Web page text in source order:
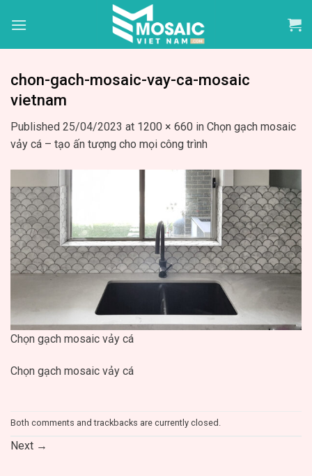
chon-gach-mosaic-vay-ca-mosaic
vietnam
Published 25/04/2023 at 1200 × 660 in Chọn gạch mosaic
vảy cá – tạo ấn tượng cho mọi công trình
Chọn gạch mosaic vảy cá
Chọn gạch mosaic vảy cá
Both comments and trackbacks are currently closed.
Next →